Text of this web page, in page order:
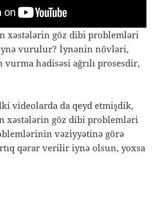
xəstələrin göz dibi problemləri
vurulur? İynənin növləri,
hadisəsi ağrılı prosesdir,
videolarda da qeyd etmişdik,
xəstələrin göz dibi problemləri
vəziyyətinə görə
qərar verilir iynə olsun, yoxsa